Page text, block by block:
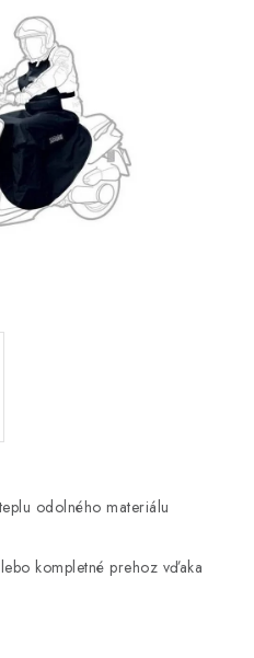
obuvi rôznych značiek
odolného materiálu
kompletné prehoz vďaka